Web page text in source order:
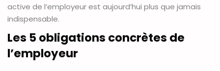
active de l’employeur est aujourd’hui plus que jamais
indispensable.
Les 5 obligations concrètes de
l’employeur